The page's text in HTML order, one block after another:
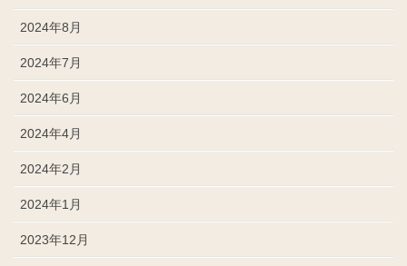
2024年8月
2024年7月
2024年6月
2024年4月
2024年2月
2024年1月
2023年12月